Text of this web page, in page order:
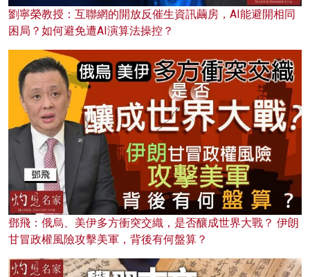
劉寧榮教授：互聯網的開放反催生資訊繭房，AI能避開相同
困局？如何避免遭AI演算法操控？
鄧飛：俄烏、美伊多方衝突交織，是否釀成世界大戰？ 伊朗
甘冒政權風險攻擊美軍，背後有何盤算？